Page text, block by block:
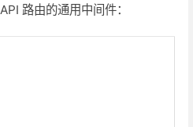
路由的通用中间件：